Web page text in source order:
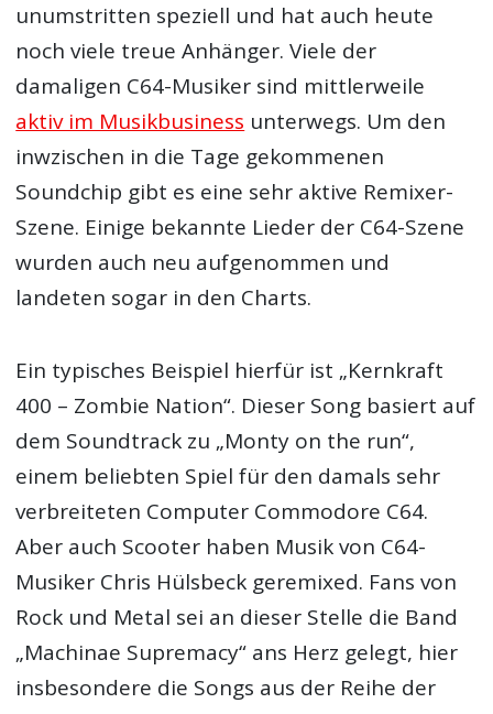
unumstritten speziell und hat auch heute
noch viele treue Anhänger. Viele der
damaligen C64-Musiker sind mittlerweile
aktiv im Musikbusiness unterwegs. Um den
inwzischen in die Tage gekommenen
Soundchip gibt es eine sehr aktive Remixer-
Szene. Einige bekannte Lieder der C64-Szene
wurden auch neu aufgenommen und
landeten sogar in den Charts.
Ein typisches Beispiel hierfür ist „Kernkraft
400 – Zombie Nation“. Dieser Song basiert auf
dem Soundtrack zu „Monty on the run“,
einem beliebten Spiel für den damals sehr
verbreiteten Computer Commodore C64.
Aber auch Scooter haben Musik von C64-
Musiker Chris Hülsbeck geremixed. Fans von
Rock und Metal sei an dieser Stelle die Band
„Machinae Supremacy“ ans Herz gelegt, hier
insbesondere die Songs aus der Reihe der